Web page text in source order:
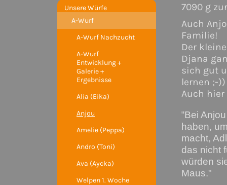
Unsere Würfe
A-Wurf
A-Wurf Nachzucht
A-Wurf
Entwicklung +
Galerie +
Ergebnisse
Alia (Eika)
Anjou
Amelie (Peppa)
Andro (Toni)
Ava (Aycka)
Welpen 1. Woche
7090 g
Auch
Familie!
Der
Djana
sich gut
lernen ;-))
Auch hier
"Bei
haben,
macht,
das nicht
würden
Maus."